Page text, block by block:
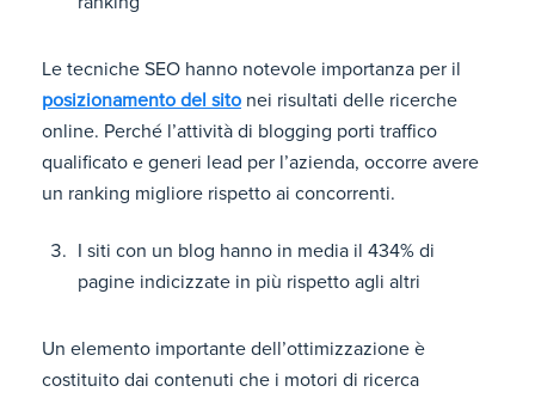
Le tecniche SEO hanno notevole importanza per il
posizionamento del sito nei risultati delle ricerche
online. Perché l’attività di blogging porti traffico
qualificato e generi lead per l’azienda, occorre avere
un ranking migliore rispetto ai concorrenti.
I siti con un blog hanno in media il 434% di
pagine indicizzate in più rispetto agli altri
Un elemento importante dell’ottimizzazione è
costituito dai contenuti che i motori di ricerca